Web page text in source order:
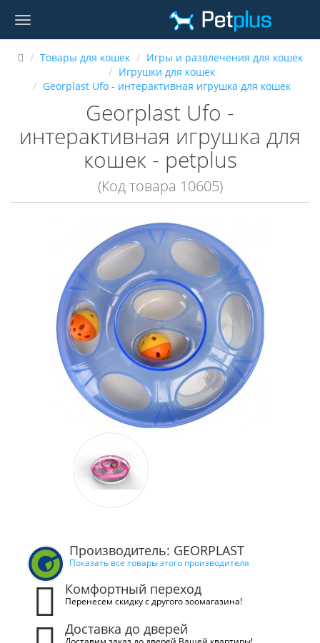
Товары для кошек
Игры и развлечения для кошек
Игрушки для кошек
Georplast Ufo - интерактивная игрушка для кошек
Georplast Ufo -
интерактивная игрушка для
кошек - petplus
(Код товара 10605)
Производитель: GEORPLAST
Показать все товары этого производителя
Комфортный переход
Перенесем скидку с другого зоомагазина!
Доставка до дверей